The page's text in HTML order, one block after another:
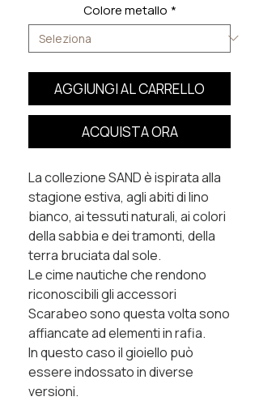
Colore metallo *
AGGIUNGI AL CARRELLO
ACQUISTA ORA
La collezione SAND è ispirata alla
stagione estiva, agli abiti di lino
bianco, ai tessuti naturali, ai colori
della sabbia e dei tramonti, della
terra bruciata dal sole.
Le cime nautiche che rendono
riconoscibili gli accessori
Scarabeo sono questa volta sono
affiancate ad elementi in rafia.
In questo caso il gioiello può
essere indossato in diverse
versioni.